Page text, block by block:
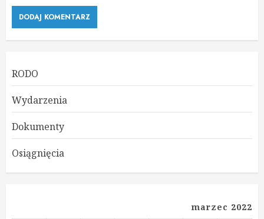
RODO
Wydarzenia
Dokumenty
Osiągnięcia
marzec 2022